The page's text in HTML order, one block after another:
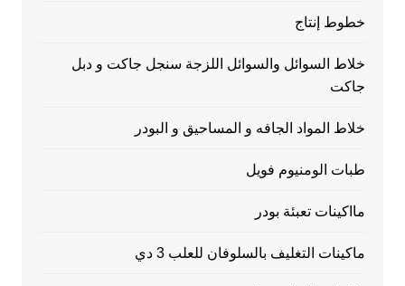
خطوط إنتاج
خلاط السوائل والسوائل اللزجة سنجل جاكت و دبل
جاكت
خلاط المواد الجافه و المساحيق و البودر
طبات الومنيوم فويل
مااكينات تعبئة بودر
ماكينات التغليف بالسلوفان للعلب 3 دي